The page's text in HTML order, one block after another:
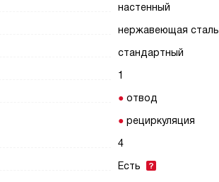
настенный
нержавеющая сталь
стандартный
1
отвод
рециркуляция
4
Есть